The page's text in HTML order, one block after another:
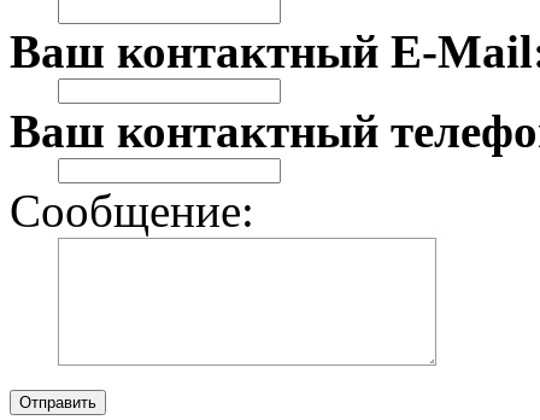
Ваш контактный E-
Ваш контактный
Сообщение:
Отправить